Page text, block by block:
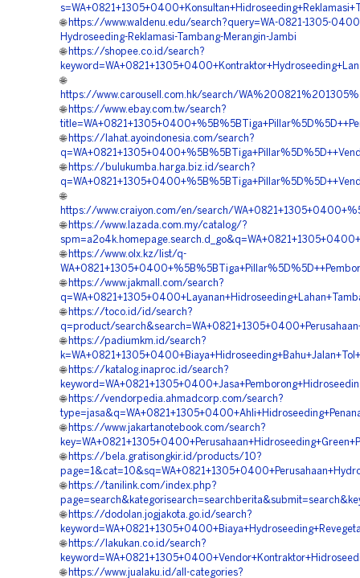
🌐 https://www.waldenu.edu/search?query=WA-0821-1305-
Hydroseeding-Reklamasi-Tambang-Merangin-Jambi
🌐 https://shopee.co.id/search?
🌐
https://www.carousell.com.hk/search/
🌐 https://www.ebay.com.tw/search?
🌐 https://lahat.ayoindonesia.com/search?
🌐 https://bulukumba.harga.biz.id/search?
🌐
https://www.craiyon.com/en/search/
🌐 https://www.lazada.com.my/catalog/?
🌐 https://www.olx.kz/list/q-
🌐 https://www.jakmall.com/search?
🌐 https://toco.id/id/search?
q=product/
🌐 https://padiumkm.id/search?
🌐 https://katalog.inaproc.id/search?
🌐 https://vendorpedia.ahmadcorp.com/search?
🌐 https://www.jakartanotebook.com/search?
🌐 https://bela.gratisongkir.id/products/10?
🌐 https://tanilink.com/index.php?
🌐 https://dodolan.jogjakota.go.id/search?
🌐 https://lakukan.co.id/search?
🌐 https://www.jualaku.id/all-categories?